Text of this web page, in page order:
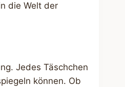
die Welt der
Jedes Täschchen
können. Ob